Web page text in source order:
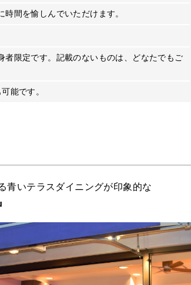
間を愉しんでいただけます。
者限定です。記載のないものは、どなたでもご
能です。
青いテラスダイニングが印象的な